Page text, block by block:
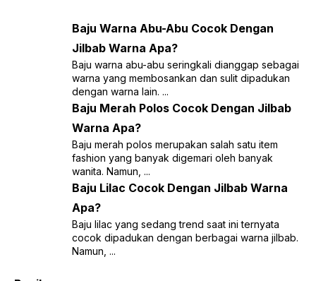
Baju Warna Abu-Abu Cocok Dengan
Jilbab Warna Apa?
Baju warna abu-abu seringkali dianggap sebagai
warna yang membosankan dan sulit dipadukan
dengan warna lain. ...
Baju Merah Polos Cocok Dengan Jilbab
Warna Apa?
Baju merah polos merupakan salah satu item
fashion yang banyak digemari oleh banyak
wanita. Namun, ...
Baju Lilac Cocok Dengan Jilbab Warna
Apa?
Baju lilac yang sedang trend saat ini ternyata
cocok dipadukan dengan berbagai warna jilbab.
Namun, ...